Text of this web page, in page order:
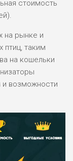
стоимость
на рынке и
птиц, таким
на кошельки
и возможности